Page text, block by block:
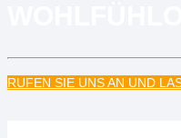
RUFEN SIE UNS AN UND